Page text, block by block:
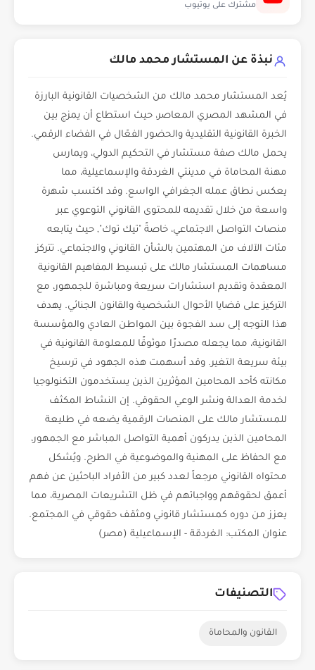
مشترك على يوتيوب
نبذة عن المستشار محمد مالك
يُعد المستشار محمد مالك من الشخصيات القانونية البارزة
في المشهد المصري المعاصر، حيث استطاع أن يمزج بين
الخبرة القانونية التقليدية والحضور الفعّال في الفضاء الرقمي.
يحمل مالك صفة مستشار في التحكيم الدولي، ويمارس
مهنة المحاماة في مدينتي الغردقة والإسماعيلية، مما
يعكس نطاق عمله الجغرافي الواسع. وقد اكتسب شهرة
واسعة من خلال تقديمه للمحتوى القانوني التوعوي عبر
منصات التواصل الاجتماعي، خاصةً "تيك توك", حيث يتابعه
مئات الآلاف من المهتمين بالشأن القانوني والاجتماعي. تتركز
مساهمات المستشار مالك على تبسيط المفاهيم القانونية
المعقدة وتقديم استشارات سريعة ومباشرة للجمهور، مع
التركيز على قضايا الأحوال الشخصية والقانون الجنائي. يهدف
هذا التوجه إلى سد الفجوة بين المواطن العادي والمؤسسة
القانونية، مما يجعله مصدرًا موثوقًا للمعلومة القانونية في
بيئة سريعة التغير. وقد أسهمت هذه الجهود في ترسيخ
مكانته كأحد المحامين المؤثرين الذين يستخدمون التكنولوجيا
لخدمة العدالة ونشر الوعي الحقوقي. إن النشاط المكثف
للمستشار مالك على المنصات الرقمية يضعه في طليعة
المحامين الذين يدركون أهمية التواصل المباشر مع الجمهور،
مع الحفاظ على المهنية والموضوعية في الطرح. ويُشكل
محتواه القانوني مرجعاً لعدد كبير من الأفراد الباحثين عن فهم
أعمق لحقوقهم وواجباتهم في ظل التشريعات المصرية، مما
يعزز من دوره كمستشار قانوني ومثقف حقوقي في المجتمع.
عنوان المكتب: الغردقة - الإسماعيلية (مصر)
التصنيفات
القانون والمحاماة